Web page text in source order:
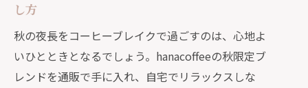
し方
秋の夜長をコーヒーブレイクで過ごすのは、心地よ
いひとときとなるでしょう。hanacoffeeの秋限定ブ
レンドを通販で手に入れ、自宅でリラックスしな